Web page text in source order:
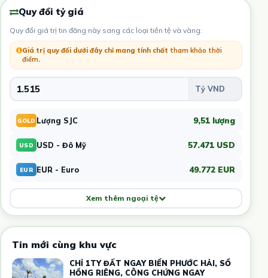
Quy đổi tỷ giá
Quy đổi giá trị tin đăng này sang các loại tiền tệ và vàng:
Giá trị quy đổi dưới đây chỉ mang tính chất tham khảo thời
điểm.
GOLD Lượng SJC 9,51 lượng
USD USD - Đô Mỹ 57.471 USD
EUR EUR - Euro 49.772 EUR
Xem thêm ngoại tệ
Tin mới cùng khu vực
CHỈ 1TY ĐẤT NGAY BIỂN PHƯỚC HẢI, SỔ
HỒNG RIÊNG, CÔNG CHỨNG NGAY